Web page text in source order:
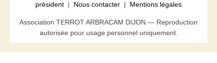
président | Nous contacter | Mentions légales
Association TERROT ARBRACAM DIJON — Reproduction
autorisée pour usage personnel uniquement.